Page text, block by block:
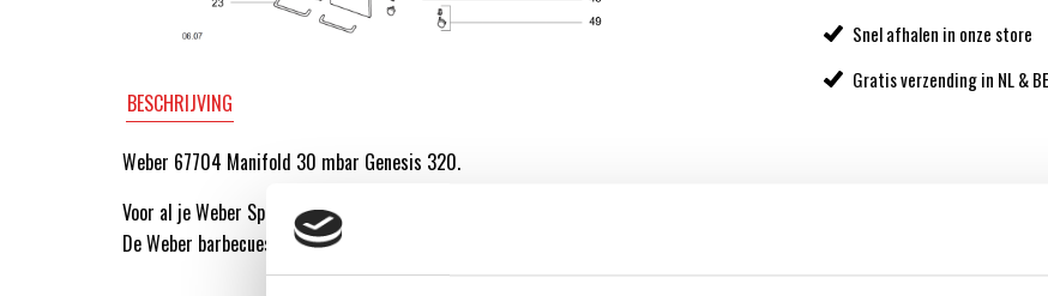
BESCHRIJVING
Weber 67704 Manifold 30 mbar Genesis 320.
Voor al je Weber Spare-Part onderdelen ga je naar de Weber Original Store.
De Weber barbecuespecialist van Nederland.
Snel afhalen in onze store
Gratis verzending in NL &